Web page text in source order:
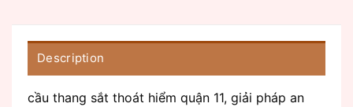
Description
cầu thang sắt thoát hiểm quận 11, giải pháp an